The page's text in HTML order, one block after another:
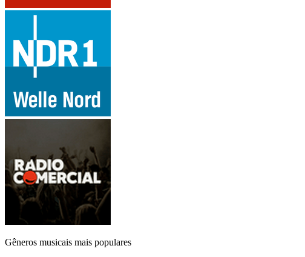
Gêneros musicais mais populares